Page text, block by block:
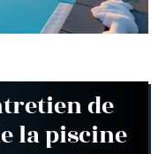
de
la piscine